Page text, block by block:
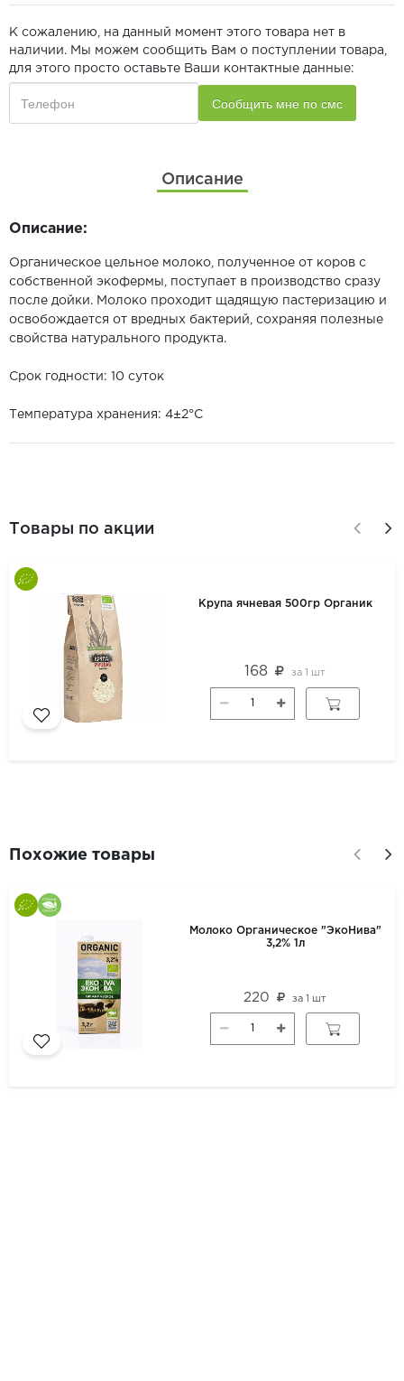
К сожалению, на данный момент этого товара нет в
наличии. Мы можем сообщить Вам о поступлении товара,
для этого просто оставьте Ваши контактные данные:
Описание
Описание:
Органическое цельное молоко, полученное от коров с
собственной экофермы, поступает в производство сразу
после дойки. Молоко проходит щадящую пастеризацию и
освобождается от вредных бактерий, сохраняя полезные
свойства натурального продукта.
Срок годности: 10 суток
Температура хранения: 4±2°С
Товары по акции
Крупа ячневая 500гр Органик
168 за 1 шт
Похожие товары
Молоко Органическое "ЭкоНива"
3,2% 1л
220 за1 шт